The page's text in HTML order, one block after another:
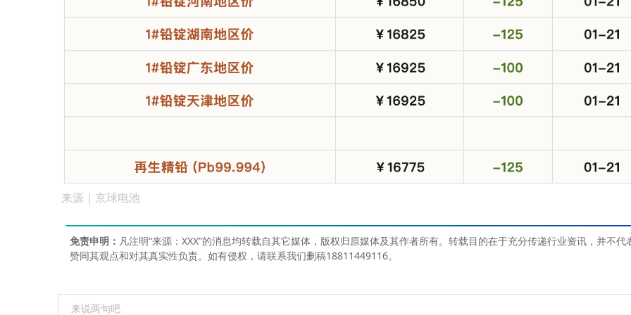
来源｜京球电池
免责申明： 凡注明“来源：XXX”的消息均转载自其它媒体，版权归原媒体及其作者所有。转载目的在于充分传递行业资讯，并不代
赞同其观点和对其真实性负责。如有侵权，请联系我们删稿18811449116。